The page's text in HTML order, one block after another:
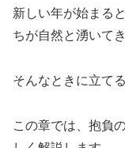
新しい年が始まる
ちが自然と湧いてき
そんなときに立て
この章では、抱負